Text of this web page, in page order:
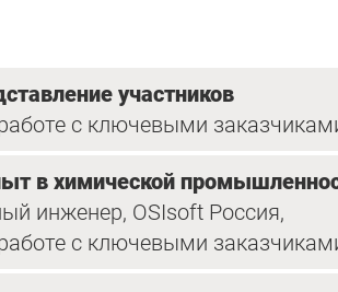
участников
с ключевыми
в химической
инженер, OSIsoft Россия,
с ключевыми